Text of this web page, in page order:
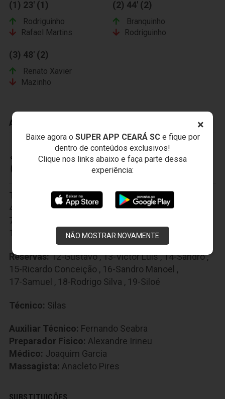
×
Baixe agora o SUPER APP CEARÁ SCe fique por
dentro de conteúdos exclusivos!
Clique nos links abaixo e faça parte dessa
experiência:
NÃO MOSTRAR NOVAMENTE
(1) 23' (1)
Rodriguinho
Rafael Martins
(2) 44' (2)
Branquinho
Rodriguinho
(3) 48' (2)
Renato Xavier
Mazinho
ADVERTÊNCIAS
CEARÁ SPORTING CLUB
Titulares: 1-Luís Carlos 2-Marcos Ytalo ,
4-Charles
,5-Baraka,6-Fernandinho,
7-Uillian Correia
10-Fabinho
11-Roger Gaúcho
Reservas:12-Gustavo,13-Victor Luís,14-Sandro,
15-Ricardo Conceição , 16-Sandro Manoel ,
17-Samuel , 18-Rodrigo Silva , 19-Siloé
Técnico: Silas
Auxiliar Técnico: Fernando Seabra
Preparador Fisico: Alexandre Irineu
Médico: Joaquim Garcia
Massagista: Anacleto Pires